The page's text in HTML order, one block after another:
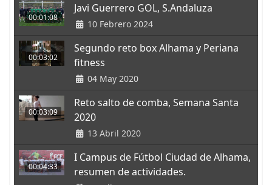
00:01:08
Javi Guerrero GOL, S.Andaluza
10 Febrero 2024
00:03:02
Segundo reto box Alhama y Periana
fitness
04 May 2020
00:03:09
Reto salto de comba, Semana Santa
2020
13 Abril 2020
00:04:33
I Campus de Fútbol Ciudad de Alhama,
resumen de actividades.